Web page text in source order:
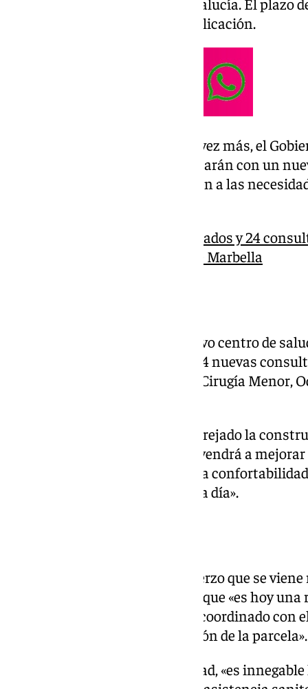
abrirá al día siguiente de su publicación.
Así, Sanz ha indicado que «una vez más, el
muy pronto los rinconeros contarán con un
las necesidades de hoy y también a las
Más de 2.000 metros cuadrados y 24
de salud Ricardo Soriano de Marbella
Tal y como ha recordado, el nuevo centro de
superficie actual, contará con 44 nuevas
servicios como Rehabilitación, Cirugía Menor,
Asimismo, el proyecto lleva aparejado la
aparcamiento y, en definitiva, «vendrá a
presta a los vecinos y también la
desarrollan en él su trabajo cada día».
Sanz ha puesto en valor el esfuerzo que se
para el impulso a este proyecto que «es hoy
también el «trabajo conjunto y coordinado con
Victoria para avanzar en la cesión de la parcela».
Para el titular andaluz de Sanidad, «es